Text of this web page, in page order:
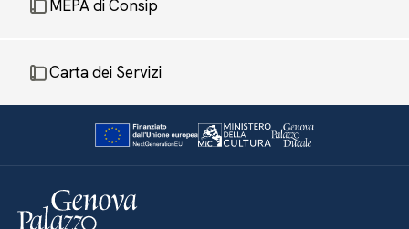
MEPA di Consip
Carta dei Servizi